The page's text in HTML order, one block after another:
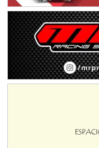
NORESTE SANTAFESINO - F6
Ciudad de Avellaneda (Asfalto)
Avellaneda (Santa Fe)
SUR SANTAFESINO - F4
José Samuel Sánchez (Tierra)
Rufino (Santa Fe)
TUCUMANO - F5